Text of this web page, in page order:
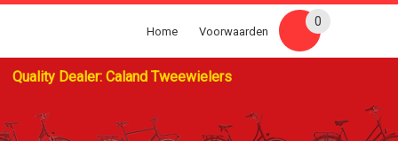
Quality Dealer: Caland Tweewielers
Home Voorwaarden
0